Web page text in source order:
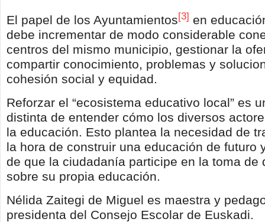
El papel de los Ayuntamientos[3] en
debe incrementar de modo considerable
centros del mismo municipio, gestionar la
compartir conocimiento, problemas y
cohesión social y equidad.
Reforzar el “ecosistema educativo local” es
distinta de entender cómo los diversos
la educación. Esto plantea la necesidad de
la hora de construir una educación de futuro
de que la ciudadanía participe en la toma de
sobre su propia educación.
Nélida Zaitegi de Miguel es maestra y
presidenta del Consejo Escolar de Euskadi.